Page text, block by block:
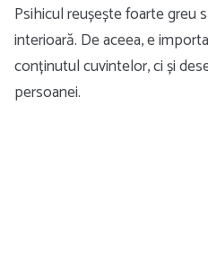
Psihicul reușește foarte greu
interioară. De aceea, e
conținutul cuvintelor, ci și
persoanei.